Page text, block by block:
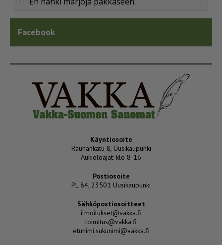
Facebook
Käyntiosoite
Rauhankatu 8, Uusikaupunki
Aukioloajat: klo 8-16
Postiosoite
PL 84, 23501 Uusikaupunki
Sähköpostiosoitteet
ilmoitukset@vakka.fi
toimitus@vakka.fi
etunimi.sukunimi@vakka.fi